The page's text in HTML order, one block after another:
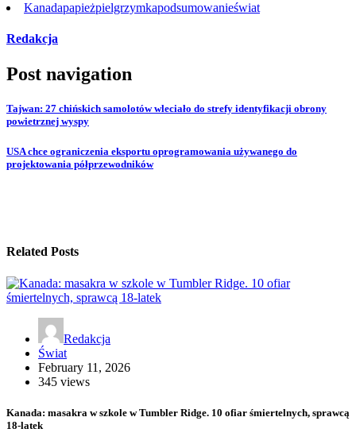
Kanadapapieżpielgrzymkapodsumowanieświat
Redakcja
Post navigation
Tajwan: 27 chińskich samolotów wleciało do strefy identyfikacji obrony
powietrznej wyspy
USA chce ograniczenia eksportu oprogramowania używanego do
projektowania półprzewodników
Related Posts
Redakcja
Świat
February 11, 2026
345 views
Kanada: masakra w szkole w Tumbler Ridge. 10 ofiar śmiertelnych, sprawcą
18-latek